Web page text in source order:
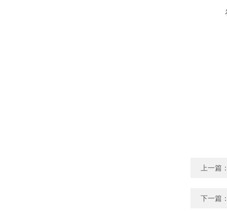
上一篇
下一篇